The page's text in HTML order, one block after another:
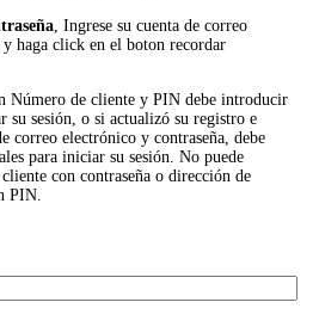
, Ingrese su cuenta de correo
haga click en el boton recordar
Número de cliente y PIN debe introducir
su sesión, o si actualizó su registro e
correo electrónico y contraseña, debe
para iniciar su sesión. No puede
con contraseña o dirección de
PIN.